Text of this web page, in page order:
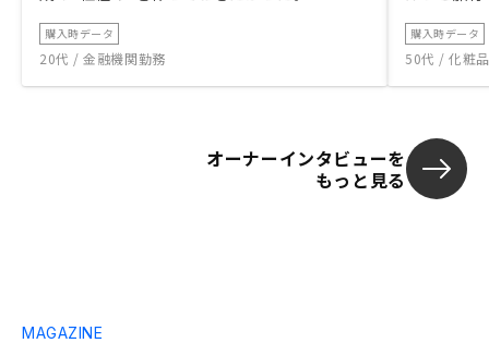
購入時データ
20代 / 金融機関勤務
購入時データ
50代 / 化粧
オーナーインタビューを
もっと見る
MAGAZINE